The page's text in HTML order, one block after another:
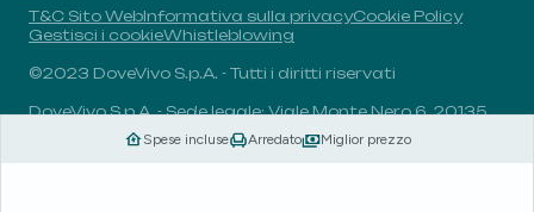
Spese incluse Arredato Miglior prezzo
T&C Sito WebInformativa sulla privacyCookie Policy
Gestisci i cookieWhistleblowing
©2023 DoveVivo S.p.A. - Tutti i diritti riservati
DoveVivo S.p.A. - Sede legale: Viale Monte Nero 6, 20135,
Milano, Italia - P.I.: 00406960732 - R.E.A.: MI-1838078 -
Capitale sociale: 1.829.649,81 euro i.v.